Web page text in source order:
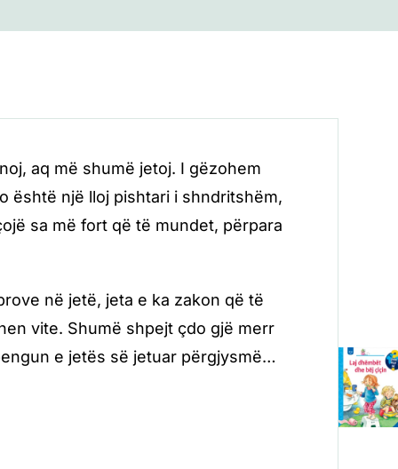
aq më shumë jetoj. I gëzohem
është një lloj pishtari i shndritshëm,
sa më fort që të mundet, përpara
në jetë, jeta e ka zakon që të
vite. Shumë shpejt çdo gjë merr
e jetës së jetuar përgjysmë…